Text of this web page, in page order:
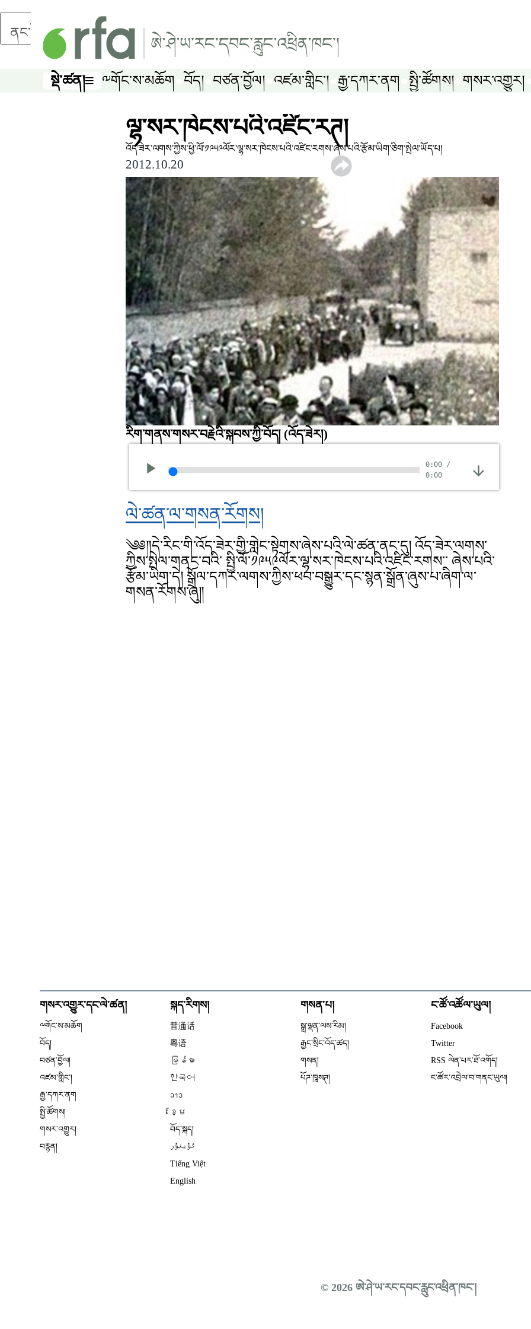
ནང་དོན་གཙོ་བོར་མཆོང་།
སྡེ་ཚན།
སྡེ་ཚན། ༸གོང་ས་མཆོག བོད། བཙན་བྱོལ། འཛམ་གླིང༌། རྒྱ་དཀར་ནག སྤྱི་ཚོགས། གསར་འགྱུར།
ལྷ་སར་ཁེངས་པའི་འཛིང་རཊ།
འོད་ཟེར་ལགས་ཀྱིས་ཕྱི་ལོ་༡༩༥༩ལོར་ལྷ་སར་ཁེངས་པའི་འཛིང་རགས་ཞེས་པའི་རྩོམ་ཡིག་ཅིག་སྤེལ་ཡོད་པ།
2012.10.20
རིག་གནས་གསར་བརྗེའི་སྐབས་ཀྱི་བོད། (འོད་ཟེར།)
0:00 /
0:00
ལེ་ཚན་ལ་གསན་རོགས།
༄༅༎དེ་རིང་གི་འོད་ཟེར་གྱི་གླེང་སྟེགས་ཞེས་པའི་ལེ་ཚན་ནང་དུ། འོད་ཟེར་ལགས་
ཀྱིས་སྤེལ་གནང་བའི་ སྤྱི་ལོ་༡༩༥༩ལོར་ལྷ་སར་ཁེངས་པའི་འཛིང་རགས་་ ཞེས་པའི་
རྩོམ་ཡིག་དེ། སྒྲོལ་དཀར་ལགས་ཀྱིས་ཕབ་བསྒྱུར་དང་སྙན་སྒྲོན་ཞུས་པ་ཞིག་ལ་
གསན་རོགས་ཞུ༎
གསར་འགྱུར་དང་ལེ་ཚན།
༸གོང་ས་མཆོག
བོད།
བཙན་བྱོལ།
འཛམ་གླིང༌།
རྒྱ་དཀར་ནག
སྤྱི་ཚོགས།
གསར་འགྱུར།
བརྙན།
སྐད་རིགས།
普通话
粤语
မြန်မာ
한국어
ລາວ
ខ្មែ
བོད་སྐད།
ئۇيغۇر
Tiếng Việt
English
གསན་པ།
སྒྲ་ལྡན་ལས་རིམ།
རྒྱང་སྲིང་འོད་ཚད།
གསན།
པོཌ་ཁཱསཊ།
ང་ཚོ་འཚོལ་ཡུལ།
Facebook
Twitter
RSS ལེན་པར་ཐོ་འགོད།
ང་ཚོར་འབྲེལ་བ་གནང་ཡུལ།
© 2026 ཨེ་ཤེ་ཡ་རང་དབང་རླུང་འཕྲིན་ཁང་།